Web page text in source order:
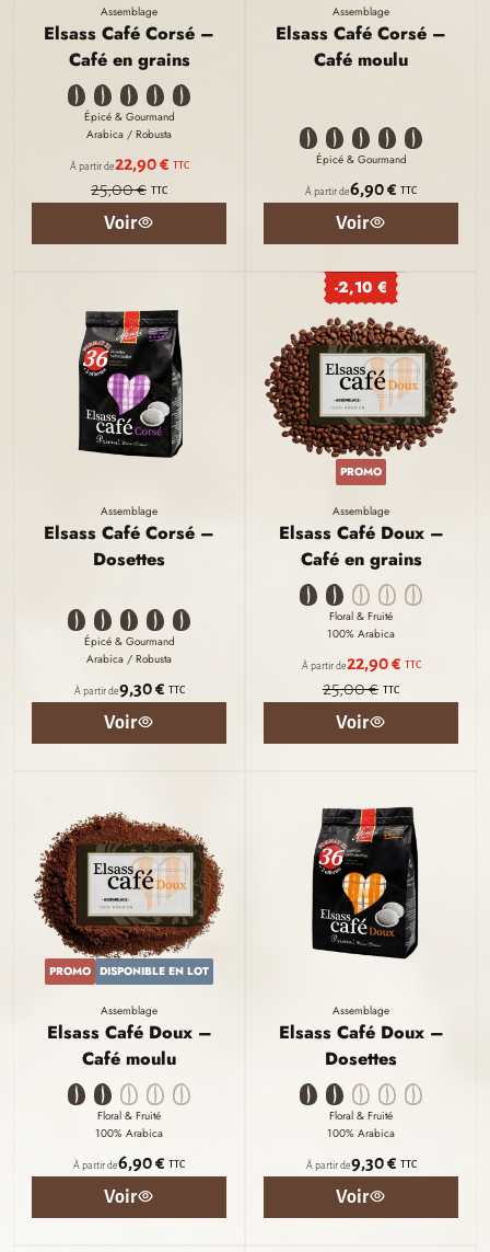
Assemblage
Elsass Café Corsé –
Café en grains
Épicé & Gourmand
Arabica / Robusta
À partir de22,90 € TTC
25,00 € TTC
Voir
Assemblage
Elsass Café Corsé –
Café moulu
Épicé & Gourmand
À partir de6,90 € TTC
Voir
Assemblage
Elsass Café Corsé –
Dosettes
Épicé & Gourmand
Arabica / Robusta
À partir de9,30 € TTC
Voir
-2,10 €
PROMO
Assemblage
Elsass Café Doux –
Café en grains
Floral & Fruité
100% Arabica
À partir de22,90 € TTC
25,00 € TTC
Voir
PROMO DISPONIBLE EN LOT
Assemblage
Elsass Café Doux –
Café moulu
Floral & Fruité
100% Arabica
À partir de6,90 € TTC
Voir
Assemblage
Elsass Café Doux –
Dosettes
Floral & Fruité
100% Arabica
À partir de9,30 € TTC
Voir